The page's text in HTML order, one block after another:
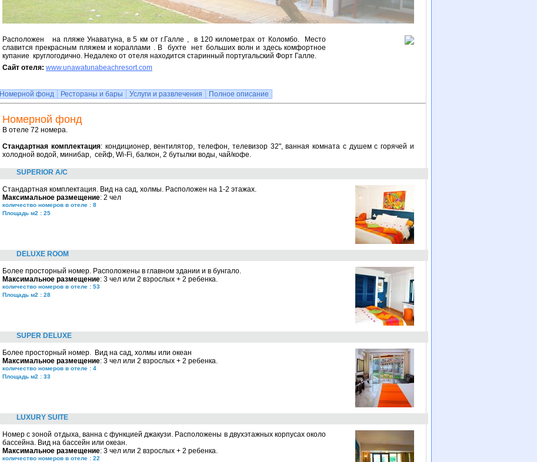
Расположен на пляже Унаватуна, в 5 км от г.Галле , в 120 километрах от Коломбо. Место
славится прекрасным пляжем и кораллами . В бухте нет больших волн и здесь комфортное
купание круглогодично. Недалеко от отеля находится старинный португальский Форт Галле.
Сайт отеля: www.unawatunabeachresort.com
Номерной фонд Рестораны и бары Услуги и развлечения Полное описание
Номерной фонд
В отеле 72 номера.
Стандартная комплектация: кондиционер, вентилятор, телефон, телевизор 32", ванная комната с душем с горячей и
холодной водой, минибар, сейф, Wi-Fi, балкон, 2 бутылки воды, чай/кофе.
SUPERIOR A/C
Стандартная комплектация. Вид на сад, холмы. Расположен на 1-2 этажах.
Максимальное размещение: 2 чел
количество номеров в отеле : 8
Площадь м2 : 25
DELUXE ROOM
Более просторный номер. Расположены в главном здании и в бунгало.
Максимальное размещение: 3 чел или 2 взрослых + 2 ребенка.
количество номеров в отеле : 53
Площадь м2 : 28
SUPER DELUXE
Более просторный номер. Вид на сад, холмы или океан
Максимальное размещение: 3 чел или 2 взрослых + 2 ребенка.
количество номеров в отеле : 4
Площадь м2 : 33
LUXURY SUITE
Номер с зоной отдыха, ванна с функцией джакузи. Расположены в двухэтажных корпусах около
бассейна. Вид на бассейн или океан.
Максимальное размещение: 3 чел или 2 взрослых + 2 ребенка.
количество номеров в отеле : 22